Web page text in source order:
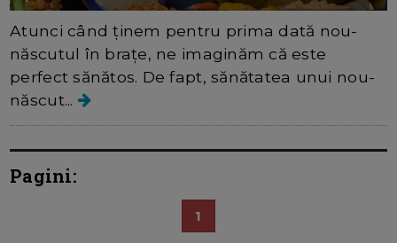
Atunci când ținem pentru prima dată nou-
născutul în brațe, ne imaginăm că este
perfect sănătos. De fapt, sănătatea unui nou-
născut...
Pagini:
1